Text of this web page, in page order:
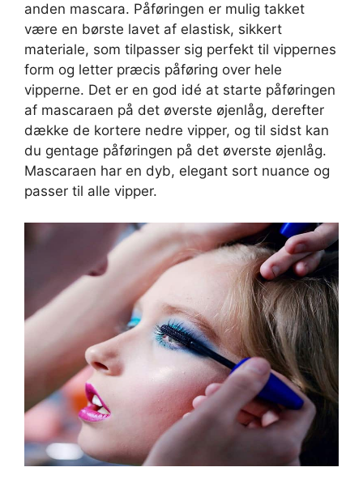
anden mascara. Påføringen er mulig takket
være en børste lavet af elastisk, sikkert
materiale, som tilpasser sig perfekt til vippernes
form og letter præcis påføring over hele
vipperne. Det er en god idé at starte påføringen
af mascaraen på det øverste øjenlåg, derefter
dække de kortere nedre vipper, og til sidst kan
du gentage påføringen på det øverste øjenlåg.
Mascaraen har en dyb, elegant sort nuance og
passer til alle vipper.